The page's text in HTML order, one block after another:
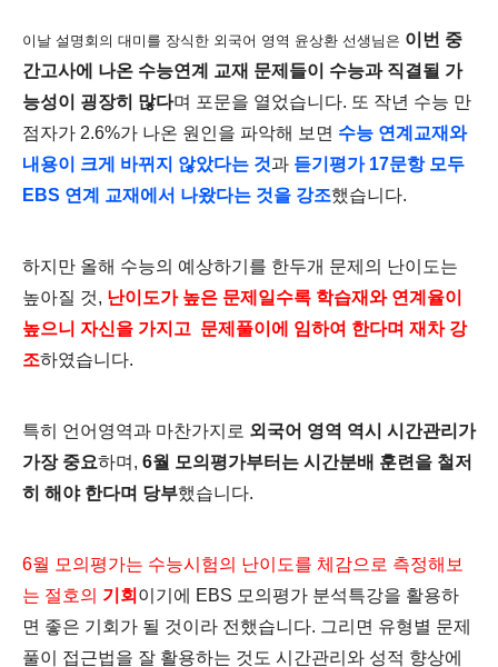
이날 설명회의 대미를 장식한 외국어 영역 윤상환 선생님은 이번 중
간고사에 나온 수능연계 교재 문제들이 수능과 직결될 가
능성이 굉장히 많다며 포문을 열었습니다. 또 작년 수능 만
점자가 2.6%가 나온 원인을 파악해 보면 수능 연계교재와
내용이 크게 바뀌지 않았다는 것과 듣기평가 17문항 모두
EBS 연계 교재에서 나왔다는 것을 강조했습니다.
하지만 올해 수능의 예상하기를 한두개 문제의 난이도는
높아질 것, 난이도가 높은 문제일수록 학습재와 연계율이
높으니 자신을 가지고 문제풀이에 임하여 한다며 재차 강
조하였습니다.
특히 언어영역과 마찬가지로 외국어 영역 역시 시간관리가
가장 중요하며, 6월 모의평가부터는 시간분배 훈련을 철저
히 해야 한다며 당부했습니다.
6월 모의평가는 수능시험의 난이도를 체감으로 측정해보
는 절호의 기회 이기에 EBS 모의평가 분석특강을 활용하
면 좋은 기회가 될 것이라 전했습니다. 그리면 유형별 문제
풀이 접근법을 잘 활용하는 것도 시간관리와 성적 향상에